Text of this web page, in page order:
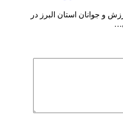
و جوانان استان البرز در